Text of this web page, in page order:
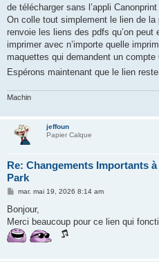
de télécharger sans l’appli
On colle tout simplement le lien de
renvoie les liens des pdfs qu’on
imprimer avec n’importe quelle
maquettes qui demandent un compte
Espérons maintenant que le lien
Machin
jeffoun
Papier Calque
Re: Changements Importants
Park
M
s
a
g
e
mar. mai 19, 2026 8:14 am
Bonjour,
Merci beaucoup pour ce lien qui